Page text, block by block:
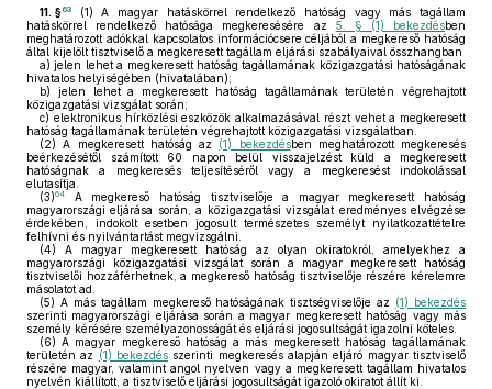
11. §63 (1) A magyar hatáskörrel rendelkező hatóság vagy más tagállam
hatáskörrel rendelkező hatósága megkeresésére az 5. § (1) bekezdésben
meghatározott adókkal kapcsolatos információcsere céljából a megkereső hatóság
által kijelölt tisztviselő a megkeresett tagállam eljárási szabályaival összhangban
a) jelen lehet a megkeresett hatóság tagállamának közigazgatási hatóságának
hivatalos helyiségében (hivatalában);
b) jelen lehet a megkeresett hatóság tagállamának területén végrehajtott
közigazgatási vizsgálat során;
c) elektronikus hírközlési eszközök alkalmazásával részt vehet a megkeresett
hatóság tagállamának területén végrehajtott közigazgatási vizsgálatban.
(2) A megkeresett hatóság az (1) bekezdésben meghatározott megkeresés
beérkezésétől számított 60 napon belül visszajelzést küld a megkeresett
hatóságnak a megkeresés teljesítéséről vagy a megkeresést indokolással
elutasítja.
(3)64
A megkereső hatóság tisztviselője a magyar megkeresett hatóság
magyarországi eljárása során, a közigazgatási vizsgálat eredményes elvégzése
érdekében, indokolt esetben jogosult természetes személyt nyilatkozattételre
felhívni és nyilvántartást megvizsgálni.
(4) A magyar megkeresett hatóság az olyan okiratokról, amelyekhez a
magyarországi közigazgatási vizsgálat során a magyar megkeresett hatóság
tisztviselői hozzáférhetnek, a megkereső hatóság tisztviselője részére kérelemre
másolatot ad.
(5) A más tagállam megkereső hatóságának tisztségviselője az (1) bekezdés
szerinti magyarországi eljárása során a magyar megkeresett hatóság vagy más
személy kérésére személyazonosságát és eljárási jogosultságát igazolni köteles.
(6) A magyar megkereső hatóság a más megkeresett hatóság tagállamának
területén az (1) bekezdés szerinti megkeresés alapján eljáró magyar tisztviselő
részére magyar, valamint angol nyelven vagy a megkeresett tagállam hivatalos
nyelvén kiállított, a tisztviselő eljárási jogosultságát igazoló okiratot állít ki.